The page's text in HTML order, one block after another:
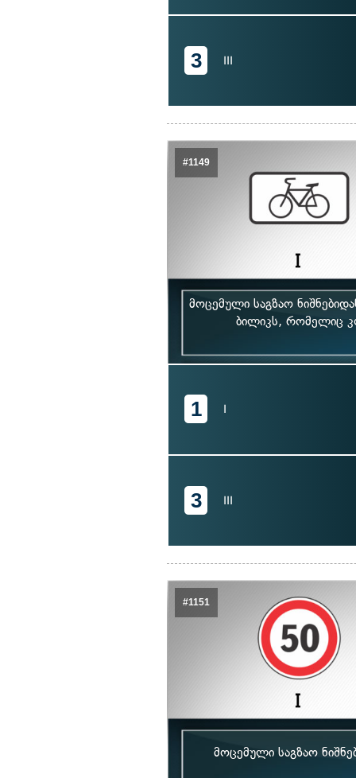
3 III
#1149
მოცემული საგზაო
ბილიკს, რომელიც
1 I
3 III
#1151
მოცემული საგზაო